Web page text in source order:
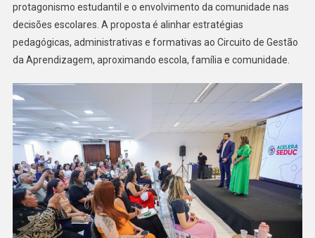
protagonismo estudantil e o envolvimento da comunidade nas
decisões escolares. A proposta é alinhar estratégias
pedagógicas, administrativas e formativas ao Circuito de Gestão
da Aprendizagem, aproximando escola, família e comunidade.